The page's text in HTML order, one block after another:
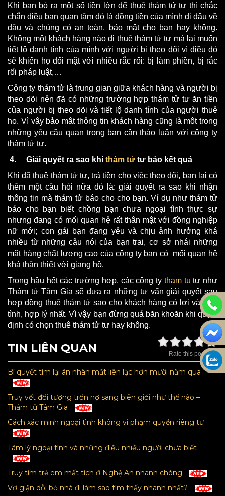
Khi bạn bỏ ra một số tiền lớn để thuê thám tử tư thì chắc
chắn điều bạn quan tâm đó là đồng tiền của mình đi đâu về
đâu và chúng có an toàn, bảo mật cho bạn hay không.
Không một khách hàng nào đi thuê thám tử tư mà lại muốn
tiết lộ danh tính của mình với người bị theo dõi vì điều đó
sẽ khiến họ đối mặt với nhiều rắc rối: bị làm phiền, bị rắc
rối pháp luật,…
Công ty thám tử là trung gian giữa khách hàng và người bị
theo dõi nên đã có những trường hợp thám tử tư ăn tiền
của người bị theo dõi và tiết lộ danh tính của người thuê
họ. Vì vậy bảo mật thông tin khách hàng cũng là một trong
những yêu cầu quan trọng bạn cần thảo luận với công ty
thám tử tư.
4. Giải quyết ra sao khi thám tử tư báo kết quả
Khi đã thuê thám tử tư, trả tiền cho việc theo dõi, bạn lại có
thêm một câu hỏi nữa đó là: giải quyết ra sao khi nhận
thông tin mà thám tử báo cho cho bạn. Ví dụ như thám tử
báo cho bạn biết chồng bạn chưa ngoại tình thực sự
nhưng đang có mối quan hệ rất thân mật với đồng nghiệp
nữ mới; con gái bạn đang yêu và chịu ảnh hưởng khá
nhiều từ những câu nói của bạn trai, cơ sở nhái những
mặt hàng chất lượng cao của công ty bạn có mối quan hệ
khá thân thiết với giang hồ.
Trong hầu hết các trường hợp, các công ty tham tu tư như
Thám tử Tâm Gia sẽ đưa ra những tư vấn giải quyết sau
hợp đồng thuê thám tử sao cho khách hàng có lợi và hợp
tình, hợp lý nhất. Vì vậy bạn đừng quá băn khoăn khi quyết
định có chọn thuê thám tử tư hay không.
Rate this post
TIN LIÊN QUAN
Bí quyết tìm lại ân nhân mất liên lạc hơn mười năm qua
Truy vết đối tượng trốn nợ sang biên giới như thế nào –
Thám tử Tâm Gia
Cách xác minh ngoại tình không vi phạm quyền riêng tư
Tâm lý ngoại tình và những điều nhiều người chưa biết
Truy tìm trẻ em mất tích ở Nghệ An nhanh chóng
Vợ giận dỗi bỏ nhà đi làm sao tìm thấy nhanh nhất?